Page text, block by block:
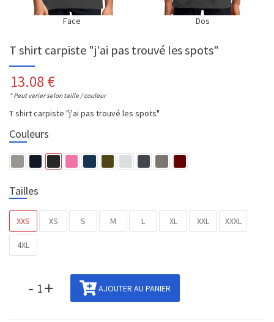
Face Dos
T shirt carpiste "j'ai pas trouvé les spots"
13.08 €
* Peut varier selon taille / couleur
T shirt carpiste "j'ai pas trouvé les spots"
Couleurs
Tailles
XXS XS S M L XL XXL XXXL
4XL
- + AJOUTER AU PANIER